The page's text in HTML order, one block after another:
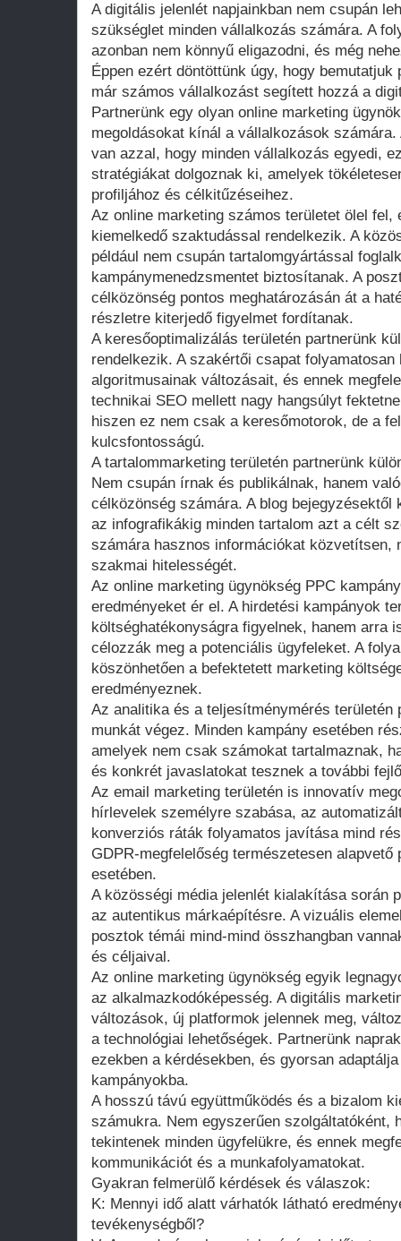
A digitális jelenlét napjainkban nem csupán
szükséglet minden vállalkozás számára. A
azonban nem könnyű eligazodni, és még
Éppen ezért döntöttünk úgy, hogy
már számos vállalkozást segített hozzá a
Partnerünk egy olyan online marketing
megoldásokat kínál a vállalkozások
van azzal, hogy minden vállalkozás egyedi,
stratégiákat dolgoznak ki, amelyek
profiljához és célkitűzéseihez.
Az online marketing számos területet ölel fel,
kiemelkedő szaktudással rendelkezik. A
például nem csupán tartalomgyártással
kampánymenedzsmentet biztosítanak. A
célközönség pontos meghatározásán át a
részletre kiterjedő figyelmet fordítanak.
A keresőoptimalizálás területén partnerünk
rendelkezik. A szakértői csapat
algoritmusainak változásait, és ennek
technikai SEO mellett nagy hangsúlyt
hiszen ez nem csak a keresőmotorok, de a
kulcsfontosságú.
A tartalommarketing területén partnerünk
Nem csupán írnak és publikálnak, hanem
célközönség számára. A blog
az infografikákig minden tartalom azt a célt
számára hasznos információkat közvetítsen,
szakmai hitelességét.
Az online marketing ügynökség PPC
eredményeket ér el. A hirdetési kampányok
költséghatékonyságra figyelnek, hanem arra
célozzák meg a potenciális ügyfeleket. A
köszönhetően a befektetett marketing
eredményeznek.
Az analitika és a teljesítménymérés területén
munkát végez. Minden kampány esetében
amelyek nem csak számokat tartalmaznak,
és konkrét javaslatokat tesznek a további
Az email marketing területén is innovatív
hírlevelek személyre szabása, az
konverziós ráták folyamatos javítása mind
GDPR-megfelelőség természetesen alapvető
esetében.
A közösségi média jelenlét kialakítása során
az autentikus márkaépítésre. A vizuális
posztok témái mind-mind összhangban
és céljaival.
Az online marketing ügynökség egyik
az alkalmazkodóképesség. A digitális
változások, új platformok jelennek meg,
a technológiai lehetőségek. Partnerünk
ezekben a kérdésekben, és gyorsan
kampányokba.
A hosszú távú együttműködés és a bizalom
számukra. Nem egyszerűen szolgáltatóként,
tekintenek minden ügyfelükre, és ennek
kommunikációt és a munkafolyamatokat.
Gyakran felmerülő kérdések és válaszok:
K: Mennyi idő alatt várhatók látható
tevékenységből?